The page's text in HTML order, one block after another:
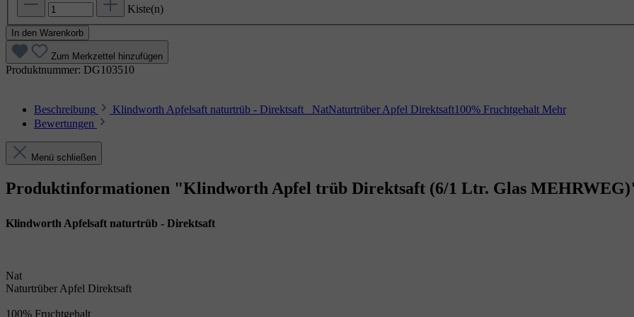
Kiste(n)
In den Warenkorb
Zum Merkzettel hinzufügen
Produktnummer: DG103510
Beschreibung Klindworth Apfelsaft naturtrüb - Direktsaft NatNaturtrüber Apfel Direktsaft100% Fruchtgehalt Mehr
Bewertungen
Menü schließen
Produktinformationen "Klindworth Apfel trüb Direktsaft (6/1 Ltr. Glas
Klindworth Apfelsaft naturtrüb - Direktsaft
Nat
Naturtrüber Apfel Direktsaft
100% Fruchtgehalt